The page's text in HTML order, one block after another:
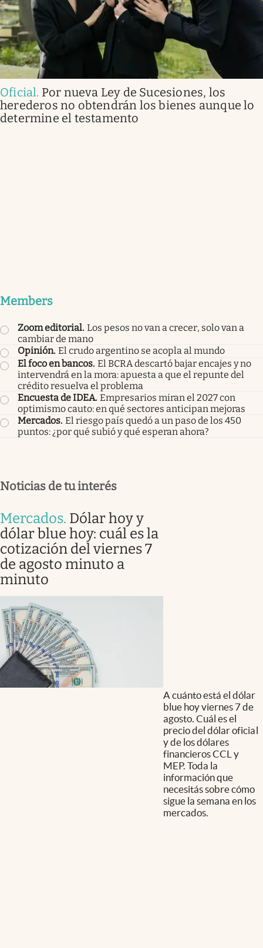
Oficial. Por nueva Ley de Sucesiones, los
herederos no obtendrán los bienes aunque lo
determine el testamento
Members
Zoom editorial. Los pesos no van a crecer, solo van a
cambiar de mano
Opinión. El crudo argentino se acopla al mundo
El foco en bancos. El BCRA descartó bajar encajes y no
intervendrá en la mora: apuesta a que el repunte del
crédito resuelva el problema
Encuesta de IDEA. Empresarios miran el 2027 con
optimismo cauto: en qué sectores anticipan mejoras
Mercados. El riesgo país quedó a un paso de los 450
puntos: ¿por qué subió y qué esperan ahora?
Noticias de tu interés
Mercados. Dólar hoy y
dólar blue hoy: cuál es la
cotización del viernes 7
de agosto minuto a
minuto
A cuánto está el dólar
blue hoy viernes 7 de
agosto. Cuál es el
precio del dólar oficial
y de los dólares
financieros CCL y
MEP. Toda la
información que
necesitás sobre cómo
sigue la semana en los
mercados.